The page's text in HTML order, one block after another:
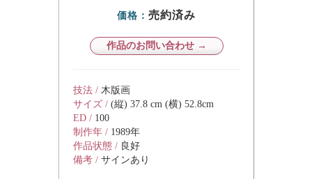
価格： 売約済み
作品のお問い合わせ →
技法 / 木版画
サイズ / (縦) 37.8 cm (横) 52.8cm
ED / 100
制作年 / 1989年
作品状態 / 良好
備考 / サインあり